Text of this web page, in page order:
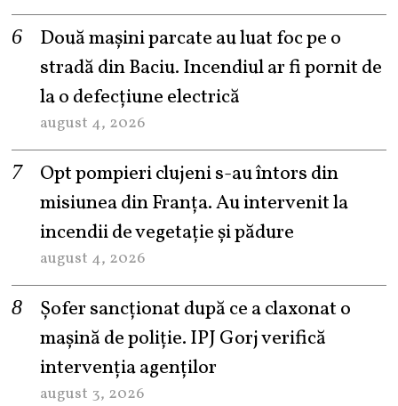
Două mașini parcate au luat foc pe o
stradă din Baciu. Incendiul ar fi pornit de
la o defecțiune electrică
august 4, 2026
Opt pompieri clujeni s-au întors din
misiunea din Franța. Au intervenit la
incendii de vegetație și pădure
august 4, 2026
Șofer sancționat după ce a claxonat o
mașină de poliție. IPJ Gorj verifică
intervenția agenților
august 3, 2026